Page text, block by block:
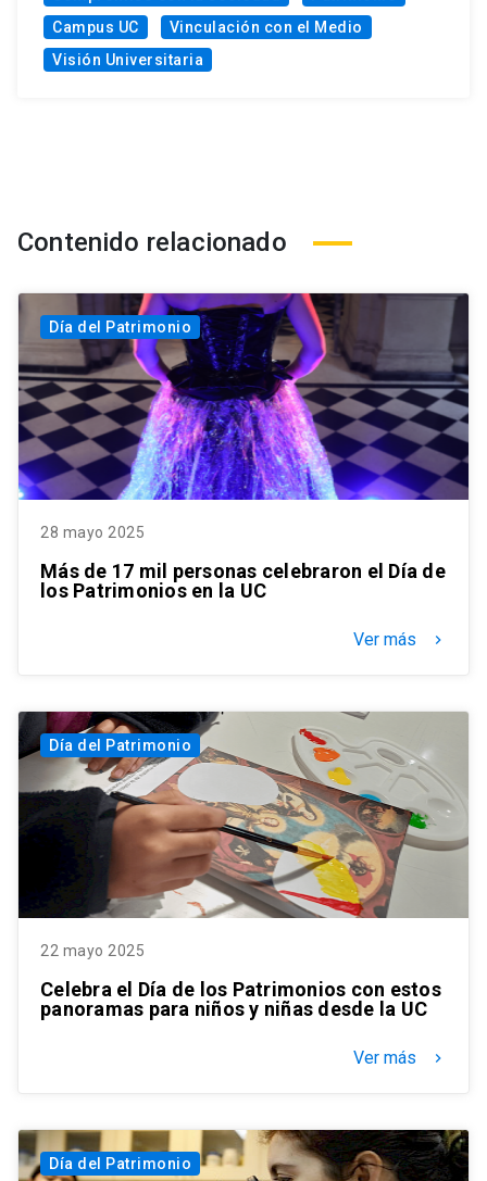
Campus UC
Vinculación con el Medio
Visión Universitaria
Contenido relacionado
Día del Patrimonio
28 mayo 2025
Más de 17 mil personas celebraron el Día de
los Patrimonios en la UC
Ver más keyboard_arrow_right
Día del Patrimonio
22 mayo 2025
Celebra el Día de los Patrimonios con estos
panoramas para niños y niñas desde la UC
Ver más keyboard_arrow_right
Día del Patrimonio